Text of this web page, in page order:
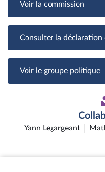
Voir la commission
Consulter la
Voir le groupe politique
Yann Legargeant